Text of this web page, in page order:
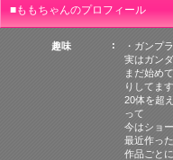
ももちゃんのプロフィール
趣味
・ガンプ
実はガン
まだ始め
りしてます
20体を超
って
今はショ
最近作っ
作品ごと